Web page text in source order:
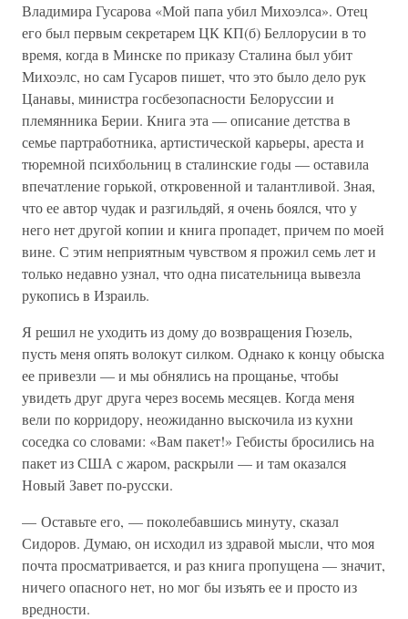
Владимира Гусарова «Мой папа убил Михоэлса». Отец
его был первым секретарем ЦК КП(б) Беллорусии в то
время, когда в Минске по приказу Сталина был убит
Михоэлс, но сам Гусаров пишет, что это было дело рук
Цанавы, министра госбезопасности Белоруссии и
племянника Берии. Книга эта — описание детства в
семье партработника, артистической карьеры, ареста и
тюремной психбольниц в сталинские годы — оставила
впечатление горькой, откровенной и талантливой. Зная,
что ее автор чудак и разгильдяй, я очень боялся, что у
него нет другой копии и книга пропадет, причем по моей
вине. С этим неприятным чувством я прожил семь лет и
только недавно узнал, что одна писательница вывезла
рукопись в Израиль.
Я решил не уходить из дому до возвращения Гюзель,
пусть меня опять волокут силком. Однако к концу обыска
ее привезли — и мы обнялись на прощанье, чтобы
увидеть друг друга через восемь месяцев. Когда меня
вели по корридору, неожиданно выскочила из кухни
соседка со словами: «Вам пакет!» Гебисты бросились на
пакет из США с жаром, раскрыли — и там оказался
Новый Завет по-русски.
— Оставьте его, — поколебавшись минуту, сказал
Сидоров. Думаю, он исходил из здравой мысли, что моя
почта просматривается, и раз книга пропущена — значит,
ничего опасного нет, но мог бы изъять ее и просто из
вредности.